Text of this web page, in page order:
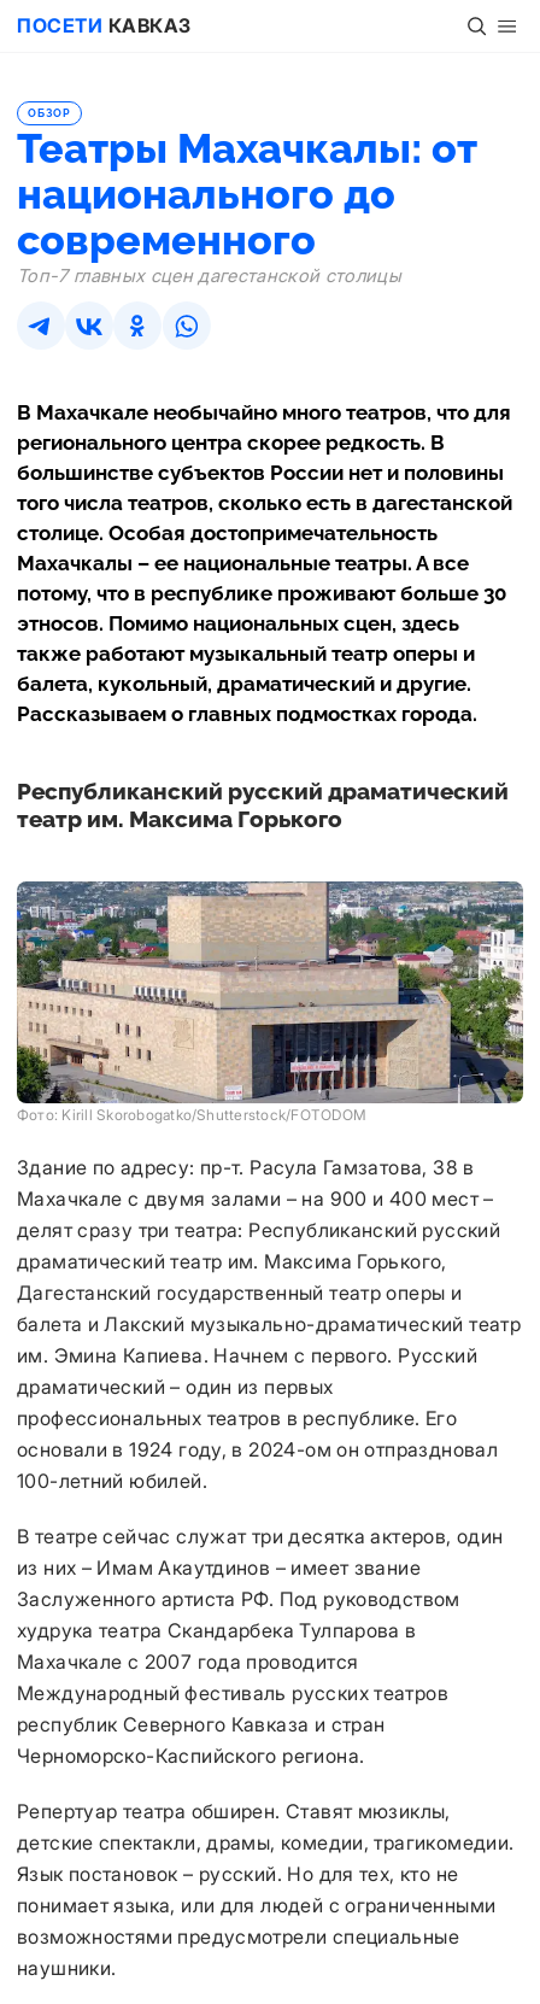
ПОСЕТИ КАВКАЗ
Театры Махачкалы: от
национального до
современного
ОБЗОР
Топ-7 главных сцен дагестанской столицы
В Махачкале необычайно много театров, что для
регионального центра скорее редкость. В
большинстве субъектов России нет и половины
того числа театров, сколько есть в дагестанской
столице. Особая достопримечательность
Махачкалы – ее национальные театры. А все
потому, что в республике проживают больше 30
этносов. Помимо национальных сцен, здесь
также работают музыкальный театр оперы и
балета, кукольный, драматический и другие.
Рассказываем о главных подмостках города.
Республиканский русский драматический
театр им. Максима Горького
Фото: Kirill Skorobogatko/Shutterstock/FOTODOM
Здание по адресу: пр-т. Расула Гамзатова, 38 в
Махачкале с двумя залами – на 900 и 400 мест –
делят сразу три театра: Республиканский русский
драматический театр им. Максима Горького,
Дагестанский государственный театр оперы и
балета и Лакский музыкально-драматический театр
им. Эмина Капиева. Начнем с первого. Русский
драматический – один из первых
профессиональных театров в республике. Его
основали в 1924 году, в 2024-ом он отпраздновал
100-летний юбилей.
В театре сейчас служат три десятка актеров, один
из них – Имам Акаутдинов – имеет звание
Заслуженного артиста РФ. Под руководством
худрука театра Скандарбека Тулпарова в
Махачкале с 2007 года проводится
Международный фестиваль русских театров
республик Северного Кавказа и стран
Черноморско-Каспийского региона.
Репертуар театра обширен. Ставят мюзиклы,
детские спектакли, драмы, комедии, трагикомедии.
Язык постановок – русский. Но для тех, кто не
понимает языка, или для людей с ограниченными
возможностями предусмотрели специальные
наушники.